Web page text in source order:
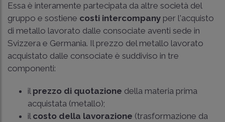
Essa è interamente partecipata da altre società del
gruppo e sostiene costi intercompany per l'acquisto
di metallo lavorato dalle consociate aventi sede in
Svizzera e Germania. Il prezzo del metallo lavorato
acquistato dalle consociate è suddiviso in tre
componenti:
il prezzo di quotazione della materia prima
acquistata (metallo);
il costo della lavorazione (trasformazione da